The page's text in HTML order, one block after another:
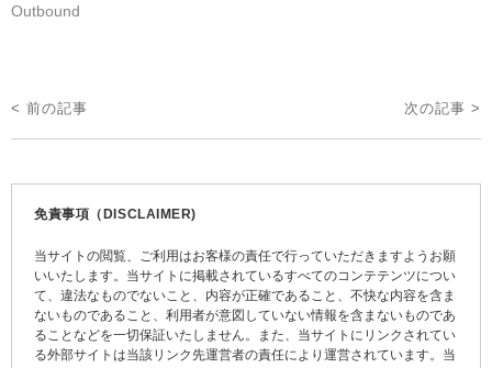
Outbound
投
稿
< 前の記事 次の記事 >
免責事項（DISCLAIMER)
当サイトの閲覧、ご利用はお客様の責任で行っていただきますようお願
いいたします。当サイトに掲載されているすべてのコンテテンツについ
て、違法なものでないこと、内容が正確であること、不快な内容を含ま
ないものであること、利用者が意図していない情報を含まないものであ
ることなどを一切保証いたしません。また、当サイトにリンクされてい
る外部サイトは当該リンク先運営者の責任により運営されています。当